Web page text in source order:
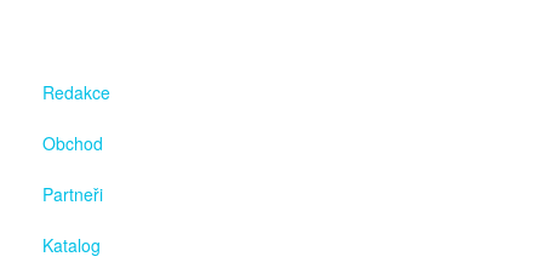
Redakce
Obchod
Partneři
Katalog